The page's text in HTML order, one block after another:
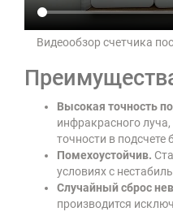
Видеообзор счетчика
Высокая точность
инфракрасного
точности в подсчете
Помехоустойчив.
условиях с
Случайный сброс
производится